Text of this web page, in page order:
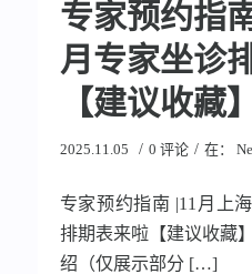
专家预约指
月专家坐诊
【建议收藏】
2025.11.05 / 0 评论 / 在：
专家预约指南 |11月上
排期表来啦【建议收藏
绍（仅展示部分 […]